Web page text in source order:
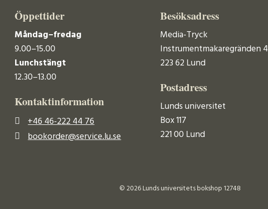
Öppettider
Måndag–fredag
9.00–15.00
Lunchstängt
12.30–13.00
Kontaktinformation
+46 46-222 44 76
bookorder@service.lu.se
Besöksadress
Media-Tryck
Instrumentmakaregränden 4
223 62 Lund
Postadress
Lunds universitet
Box 117
221 00 Lund
© 2026 Lunds universitets bokshop 12748